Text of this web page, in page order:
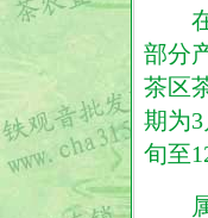
在
部分
茶区
期为
旬至
属